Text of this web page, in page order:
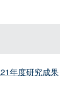
年度研究成果